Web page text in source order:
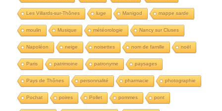
Les Villards-sur-Thônes luge Manigod mappe sarde
moulin Musique météorologie Nancy sur Cluses
Napoléon neige noisettes nom de famille noël
Paris patrimoine patronyme paysages
Pays de Thônes personnalité pharmacie photographie
Pochat poires Pollet pommes pont